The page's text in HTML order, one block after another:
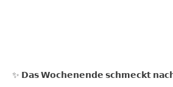
✨ 𝗗𝗮𝘀 𝗪𝗼𝗰𝗵𝗲𝗻𝗲𝗻𝗱𝗲 𝘀𝗰𝗵𝗺𝗲𝗰𝗸𝘁 𝗻𝗮𝗰𝗵